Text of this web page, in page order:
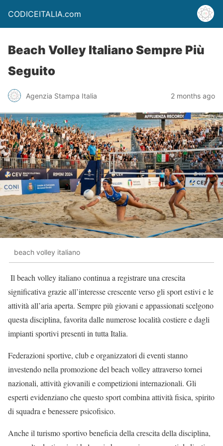
CODICEITALIA.com
Beach Volley Italiano Sempre Più
Seguito
Agenzia Stampa Italia 2 months ago
beach volley italiano
Il beach volley italiano continua a registrare una crescita
significativa grazie all’interesse crescente verso gli sport estivi e le
attività all’aria aperta. Sempre più giovani e appassionati scelgono
questa disciplina, favorita dalle numerose località costiere e dagli
impianti sportivi presenti in tutta Italia.
Federazioni sportive, club e organizzatori di eventi stanno
investendo nella promozione del beach volley attraverso tornei
nazionali, attività giovanili e competizioni internazionali. Gli
esperti evidenziano che questo sport combina attività fisica, spirito
di squadra e benessere psicofisico.
Anche il turismo sportivo beneficia della crescita della disciplina,